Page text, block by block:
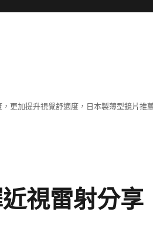
更加提升視覺舒適度，日本製薄型鏡片
視雷射分享